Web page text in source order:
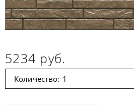
5234 руб.
Количество: